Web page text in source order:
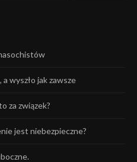
wyszło jak zawsze
za związek?
jest niebezpieczne?